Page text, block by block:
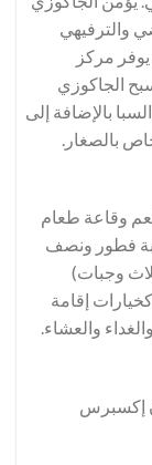
والترفيهي
يوفر مركز
الجاكوزي
بالإضافة إلى
بالصغار.
وقاعة طعام
فطور ونصف
وجبات)
إقامة
والعشاء.
إكسبرس